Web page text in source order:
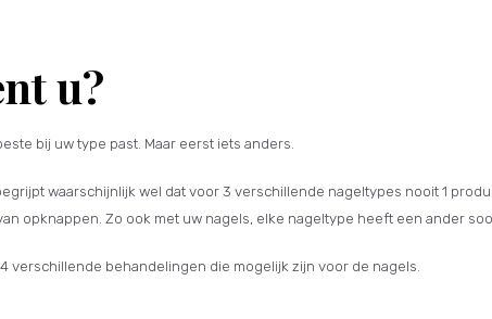
u?
bij uw type past. Maar eerst iets anders.
waarschijnlijk wel dat voor 3 verschillende nageltypes nooit 1
opknappen. Zo ook met uw nagels, elke nageltype heeft een ander
verschillende behandelingen die mogelijk zijn voor de nagels.